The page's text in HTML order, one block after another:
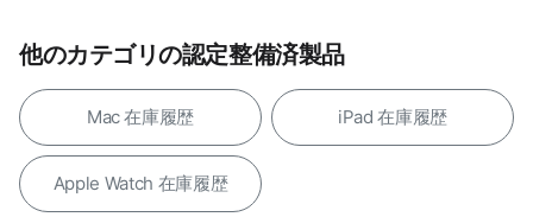
他のカテゴリの認定整備済製品
Mac 在庫履歴 iPad 在庫履歴
Apple Watch 在庫履歴